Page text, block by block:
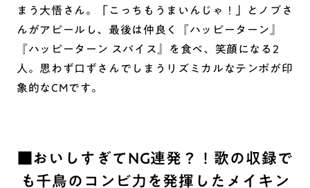
まう大悟さん。「こっちもうまいんじゃ！」とノブさ
んがアピールし、最後は仲良く『ハッピーターン』
『ハッピーターン スパイス』を食べ、笑顔になる2
人。思わず口ずさんでしまうリズミカルなテンポが印
象的なCMです。
■おいしすぎてNG連発？！歌の収録で
も千鳥のコンビ力を発揮したメイキン